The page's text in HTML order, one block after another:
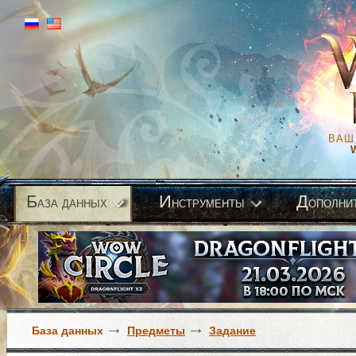
ВАШ
База данных Инструменты Д
База данных Предметы Задание